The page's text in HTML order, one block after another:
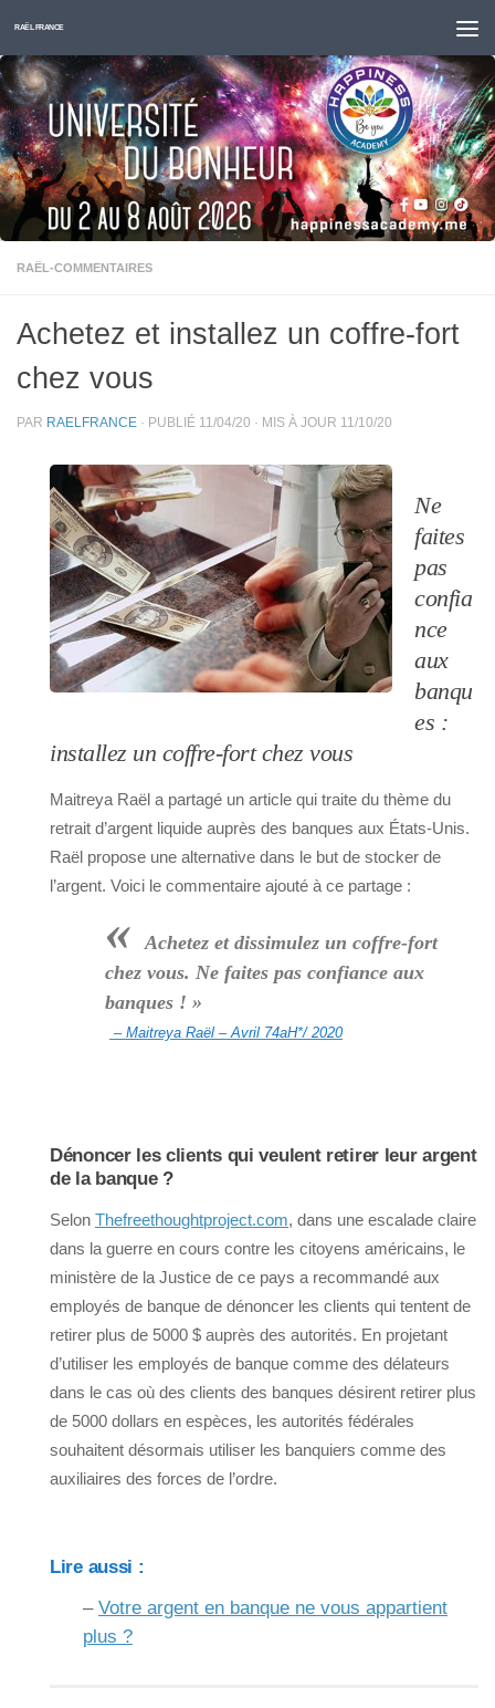
Skip to content
RAËL FRANCE
RAËL-COMMENTAIRES
Achetez et installez un coffre-fort
chez vous
PAR RAELFRANCE · PUBLIÉ 11/04/20 · MIS À JOUR 11/10/20
Ne
faites
pas
confia
nce
aux
banqu
es :
installez un coffre-fort chez vous
Maitreya Raël a partagé un article qui traite du thème du
retrait d’argent liquide auprès des banques aux États-Unis.
Raël propose une alternative dans le but de stocker de
l’argent. Voici le commentaire ajouté à ce partage :
«
Achetez et dissimulez un coffre-fort
chez vous. Ne faites pas confiance aux
banques ! »
– Maitreya Raël – Avril 74aH*/ 2020
Dénoncer les clients qui veulent retirer leur argent
de la banque ?
Selon Thefreethoughtproject.com, dans une escalade claire
dans la guerre en cours contre les citoyens américains, le
ministère de la Justice de ce pays a recommandé aux
employés de banque de dénoncer les clients qui tentent de
retirer plus de 5000 $ auprès des autorités. En projetant
d’utiliser les employés de banque comme des délateurs
dans le cas où des clients des banques désirent retirer plus
de 5000 dollars en espèces, les autorités fédérales
souhaitent désormais utiliser les banquiers comme des
auxiliaires des forces de l’ordre.
Lire aussi :
– Votre argent en banque ne vous appartient
plus ?